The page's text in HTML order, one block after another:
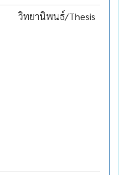
วิทยานิพนธ์/Thesis